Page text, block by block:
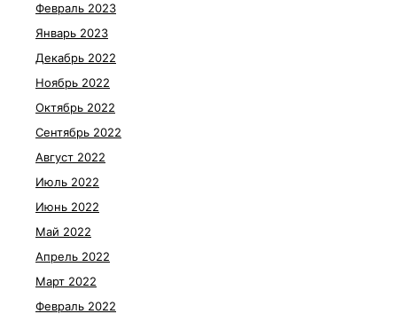
Февраль 2023
Январь 2023
Декабрь 2022
Ноябрь 2022
Октябрь 2022
Сентябрь 2022
Август 2022
Июль 2022
Июнь 2022
Май 2022
Апрель 2022
Март 2022
Февраль 2022